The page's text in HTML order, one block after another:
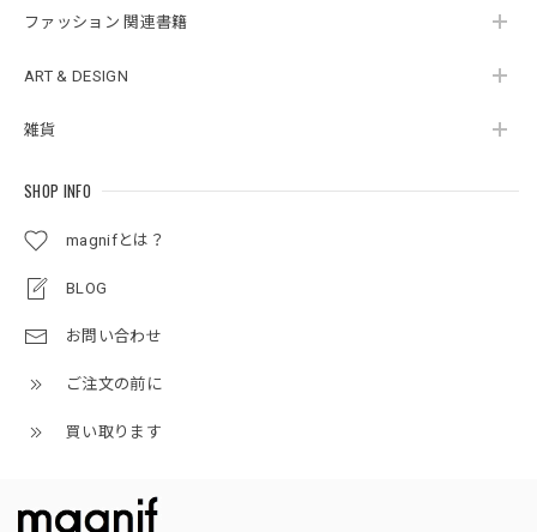
ファッション 関連書籍
ART & DESIGN
雑貨
SHOP INFO
magnifとは？
BLOG
お問い合わせ
ご注文の前に
買い取ります